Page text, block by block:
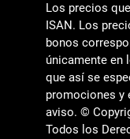
Los precios
ISAN. Los
bonos
únicamente en
que así se
promociones y
aviso. ©
Todos los